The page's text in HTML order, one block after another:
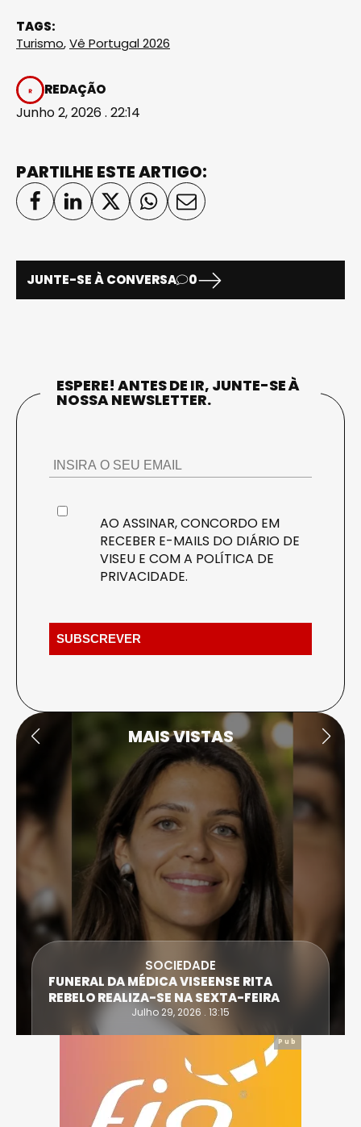
TAGS:
Turismo,Vê Portugal 2026
REDAÇÃO
Junho 2, 2026 . 22:14
PARTILHE ESTE ARTIGO:
JUNTE-SE À CONVERSA 0
ESPERE! ANTES DE IR, JUNTE-SE À
NOSSA NEWSLETTER.
AO ASSINAR, CONCORDO EM
RECEBER E-MAILS DO DIÁRIO DE
VISEU E COM A POLÍTICA DE
PRIVACIDADE.
MAIS VISTAS
ATLETA DE CASTRO DAIRE SUPERA PROVA
EXTREMA DO TRIATLO E TORNA-SE
IRONWOMAN
Julho 28, 2026 . 16:14
Pub